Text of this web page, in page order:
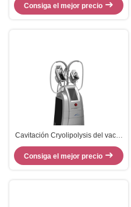
de la pérdida de peso del estilo
de la máquina
Consiga el mejor precio
Cavitación Cryolipolysis del vacío
40k que adelgaza las manijas del
dispositivo tres de Liposuctio de la
máquina
Consiga el mejor precio